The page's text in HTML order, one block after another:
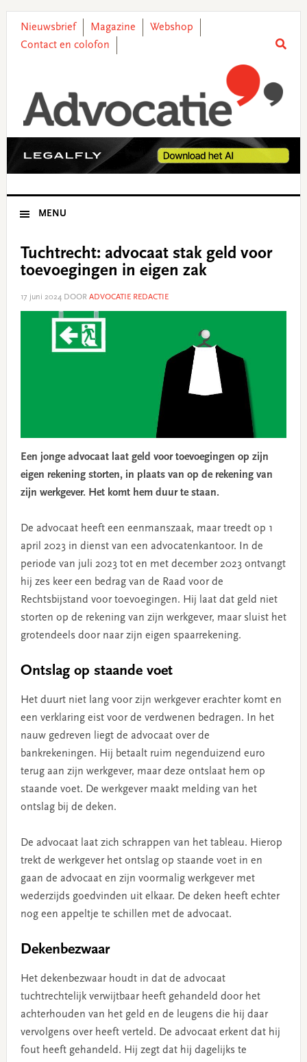
primary
main
primary
footer
Nieuwsbrief Magazine
Webshop
Contact en colofon
MENU
Tuchtrecht: advocaat stak geld voor
toevoegingen in eigen zak
17 juni 2024DOOR ADVOCATIE REDACTIE
Een jonge advocaat laat geld voor toevoegingen op zijn
eigen rekening storten, in plaats van op de rekening van
zijn werkgever. Het komt hem duur te staan.
De advocaat heeft een eenmanszaak, maar treedt op 1
april 2023 in dienst van een advocatenkantoor. In de
periode van juli 2023 tot en met december 2023 ontvangt
hij zes keer een bedrag van de Raad voor de
Rechtsbijstand voor toevoegingen. Hij laat dat geld niet
storten op de rekening van zijn werkgever, maar sluist het
grotendeels door naar zijn eigen spaarrekening.
Ontslag op staande voet
Het duurt niet lang voor zijn werkgever erachter komt en
een verklaring eist voor de verdwenen bedragen. In het
nauw gedreven liegt de advocaat over de
bankrekeningen. Hij betaalt ruim negenduizend euro
terug aan zijn werkgever, maar deze ontslaat hem op
staande voet. De werkgever maakt melding van het
ontslag bij de deken.
De advocaat laat zich schrappen van het tableau. Hierop
trekt de werkgever het ontslag op staande voet in en
gaan de advocaat en zijn voormalig werkgever met
wederzijds goedvinden uit elkaar. De deken heeft echter
nog een appeltje te schillen met de advocaat.
Dekenbezwaar
Het dekenbezwaar houdt in dat de advocaat
tuchtrechtelijk verwijtbaar heeft gehandeld door het
achterhouden van het geld en de leugens die hij daar
vervolgens over heeft verteld. De advocaat erkent dat hij
fout heeft gehandeld. Hij zegt dat hij dagelijks te